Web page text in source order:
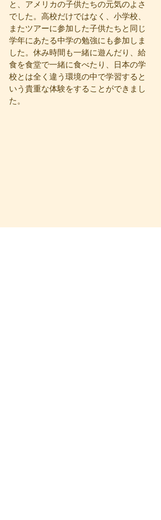
と、アメリカの子供たちの元気のよさ
でした。高校だけではなく、小学校、
またツアーに参加した子供たちと同じ
学年にあたる中学の勉強にも参加しま
した。休み時間も一緒に遊んだり、給
食を食堂で一緒に食べたり、日本の学
校とは全く違う環境の中で学習すると
いう貴重な体験をすることができまし
た。